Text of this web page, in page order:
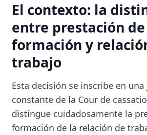
El contexto: la
entre prestación de
formación y
trabajo
Esta decisión se inscribe en
constante de la Cour de
distingue cuidadosamente la
formación de la relación de